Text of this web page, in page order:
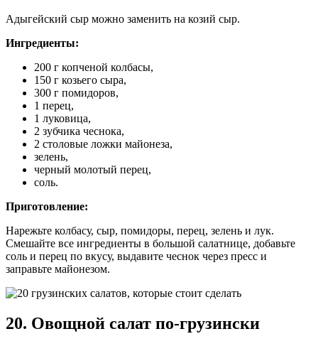
Адыгейский сыр можно заменить на козий сыр.
Ингредиенты:
200 г копченой колбасы,
150 г козьего сыра,
300 г помидоров,
1 перец,
1 луковица,
2 зубчика чеснока,
2 столовые ложки майонеза,
зелень,
черный молотый перец,
соль.
Приготовление:
Нарежьте колбасу, сыр, помидоры, перец, зелень и лук.
Смешайте все ингредиенты в большой салатнице, добавьте
соль и перец по вкусу, выдавите чеснок через пресс и
заправьте майонезом.
20. Овощной салат по-грузински